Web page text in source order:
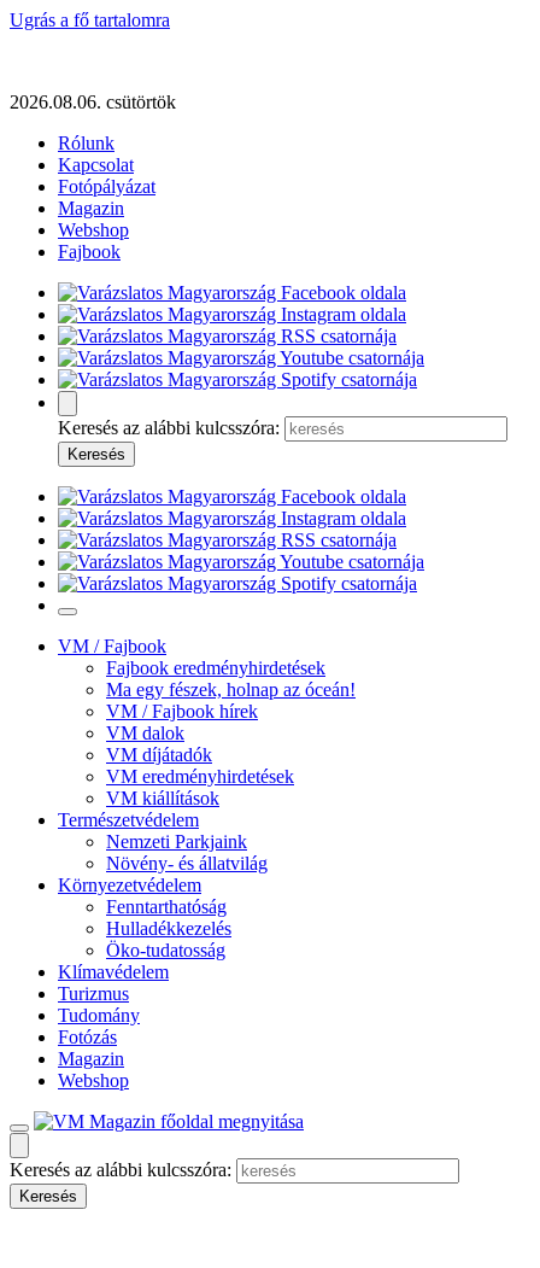
Ugrás a fő tartalomra
2026.08.06. csütörtök
Rólunk
Kapcsolat
Fotópályázat
Magazin
Webshop
Fajbook
Keresés az alábbi kulcsszóra:
VM / Fajbook
Fajbook eredményhirdetések
Ma egy fészek, holnap az óceán!
VM / Fajbook hírek
VM dalok
VM díjátadók
VM eredményhirdetések
VM kiállítások
Természetvédelem
Nemzeti Parkjaink
Növény- és állatvilág
Környezetvédelem
Fenntarthatóság
Hulladékkezelés
Öko-tudatosság
Klímavédelem
Turizmus
Tudomány
Fotózás
Magazin
Webshop
Keresés az alábbi kulcsszóra: